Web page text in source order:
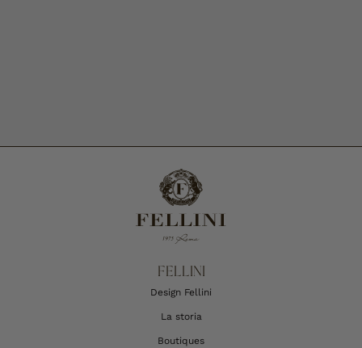
FELLINI
Design Fellini
La storia
Boutiques